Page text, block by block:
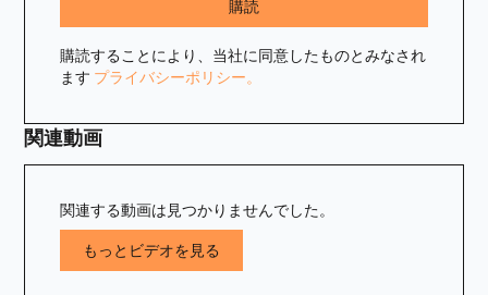
購読することにより、当社に同意したものとみなされ
ます プライバシーポリシー。
関連動画
関連する動画は見つかりませんでした。
もっとビデオを見る